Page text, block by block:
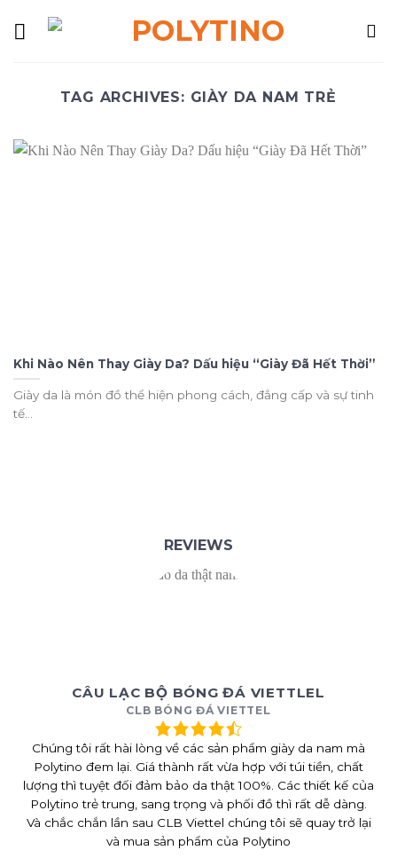
TAG ARCHIVES: GIÀY DA NAM TRẺ
Khi Nào Nên Thay Giày Da? Dấu hiệu “Giày Đã Hết Thời”
Giày da là món đồ thể hiện phong cách, đẳng cấp và sự tinh
tế...
REVIEWS
CÂU LẠC BỘ BÓNG ĐÁ VIETTLEL
CLB BÓNG ĐÁ VIETTEL
Chúng tôi rất hài lòng về các sản phẩm giày da nam mà
Polytino đem lại. Giá thành rất vừa hợp với túi tiền, chất
lượng thì tuyệt đối đảm bảo da thật 100%. Các thiết kế của
Polytino trẻ trung, sang trọng và phối đồ thì rất dễ dàng.
Và chắc chắn lần sau CLB Viettel chúng tôi sẽ quay trở lại
và mua sản phẩm của Polytino